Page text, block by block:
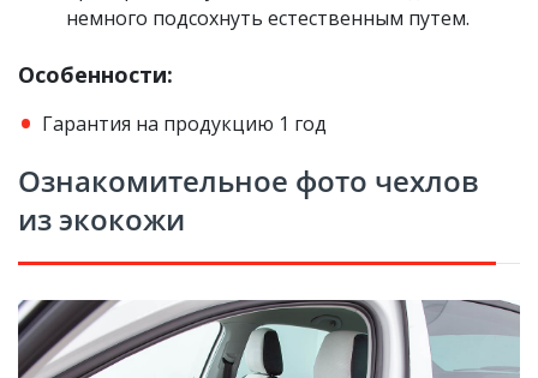
немного подсохнуть естественным путем.
Особенности:
Гарантия на продукцию 1 год
Ознакомительное фото чехлов
из экокожи